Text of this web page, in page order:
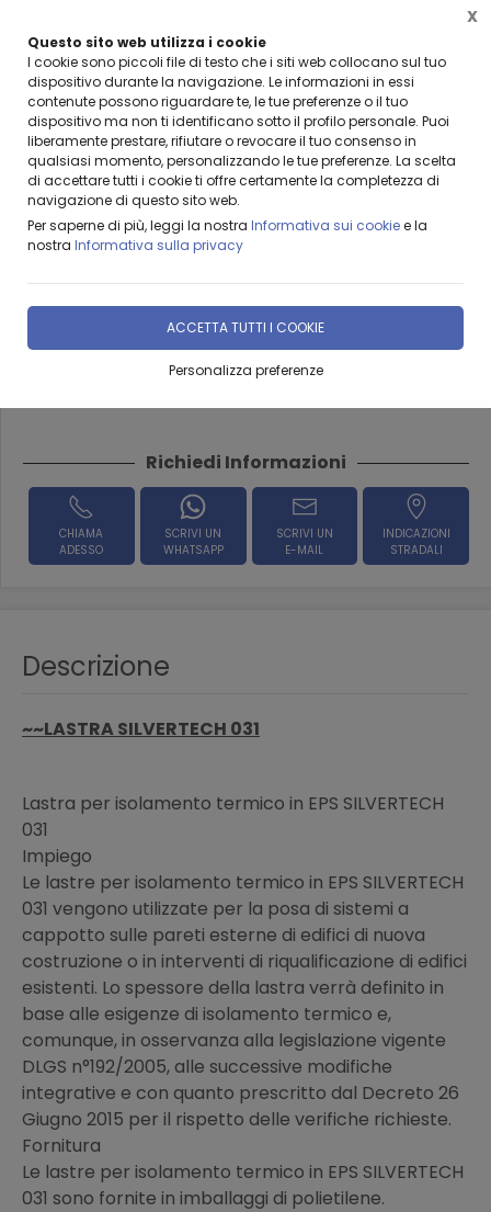
Questo sito web utilizza i cookie
I cookie sono piccoli file di testo che i siti web collocano sul tuo
dispositivo durante la navigazione. Le informazioni in essi
contenute possono riguardare te, le tue preferenze o il tuo
dispositivo ma non ti identificano sotto il profilo personale. Puoi
liberamente prestare, rifiutare o revocare il tuo consenso in
qualsiasi momento, personalizzando le tue preferenze. La scelta
di accettare tutti i cookie ti offre certamente la completezza di
navigazione di questo sito web.
Per saperne di più, leggi la nostra Informativa sui cookiee la
nostra Informativa sulla privacy
ACCETTA TUTTI I COOKIE
Personalizza preferenze
X
BENVENUTI DA LEANZA GROUP
Home Prodotti & Servizi PRODOTTI FASSA BORTOLO SISTEMA A CAPPOTTO
SILVERTECH 031 FASSA
BORTOLO ISOLAMENTO
TERMICO
Richiedi Informazioni
CHIAMA
ADESSO
SCRIVI UN
WHATSAPP
SCRIVI UN
E-MAIL
INDICAZIONI
STRADALI
Descrizione
~~LASTRA SILVERTECH 031
Lastra per isolamento termico in EPS SILVERTECH
031
Impiego
Le lastre per isolamento termico in EPS SILVERTECH
031 vengono utilizzate per la posa di sistemi a
cappotto sulle pareti esterne di edifici di nuova
costruzione o in interventi di riqualificazione di edifici
esistenti. Lo spessore della lastra verrà definito in
base alle esigenze di isolamento termico e,
comunque, in osservanza alla legislazione vigente
DLGS n°192/2005, alle successive modifiche
integrative e con quanto prescritto dal Decreto 26
Giugno 2015 per il rispetto delle verifiche richieste.
Fornitura
Le lastre per isolamento termico in EPS SILVERTECH
031 sono fornite in imballaggi di polietilene.